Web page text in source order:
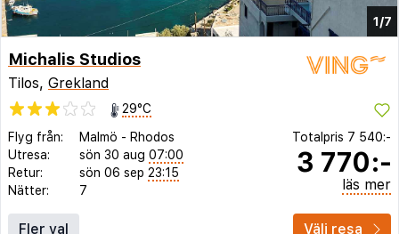
1/7
Michalis Studios
Tilos, Grekland
29°C
Flyg från:
Malmö - Rhodos
Utresa:
sön 30 aug 07:00
Retur:
sön 06 sep 23:15
Nätter:
7
Totalpris 7 540:-
3 770:-
läs mer
Fler val Välj resa